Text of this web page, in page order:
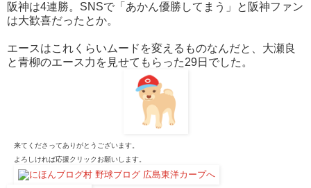
阪神は4連勝。SNSで「あかん優勝してまう」と阪神ファン
は大歓喜だったとか。
エースはこれくらいムードを変えるものなんだと、大瀬良
と青柳のエース力を見せてもらった29日でした。
来てくださってありがとうございます。
よろしければ応援クリックお願いします。